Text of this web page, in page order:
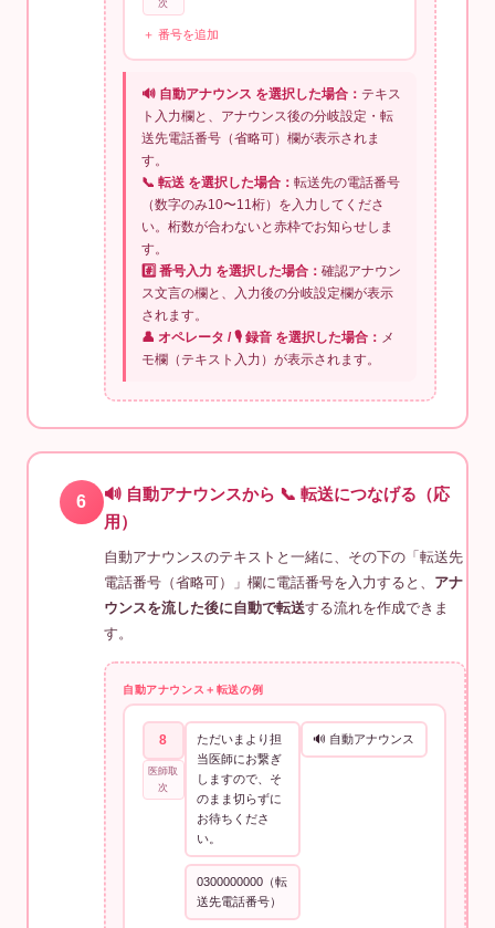
次
＋ 番号を追加
🔊 自動アナウンス を選択した場合： テキス
ト入力欄と、アナウンス後の分岐設定・転
送先電話番号（省略可）欄が表示されま
す。
📞 転送 を選択した場合： 転送先の電話番号
（数字のみ10〜11桁）を入力してくださ
い。桁数が合わないと赤枠でお知らせしま
す。
#️⃣ 番号入力 を選択した場合： 確認アナウン
ス文言の欄と、入力後の分岐設定欄が表示
されます。
👤 オペレータ / 🎙 録音 を選択した場合： メ
モ欄（テキスト入力）が表示されます。
6
🔊 自動アナウンスから 📞 転送につなげる（応
用）
自動アナウンスのテキストと一緒に、その下の「転送先
電話番号（省略可）」欄に電話番号を入力すると、 アナ
ウンスを流した後に自動で転送する流れを作成できま
す。
自動アナウンス＋転送の例
8
医師取
次
ただいまより担
当医師にお繋ぎ
しますので、そ
のまま切らずに
お待ちくださ
い。
0300000000（転
送先電話番号）
🔊 自動アナウンス